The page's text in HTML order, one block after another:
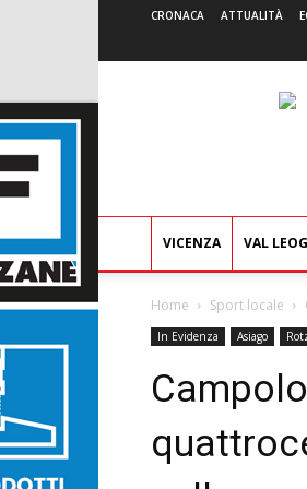
CRONACA ATTUALITÀ
VICENZA VAL
Home Sport locale
In Evidenza Asiago